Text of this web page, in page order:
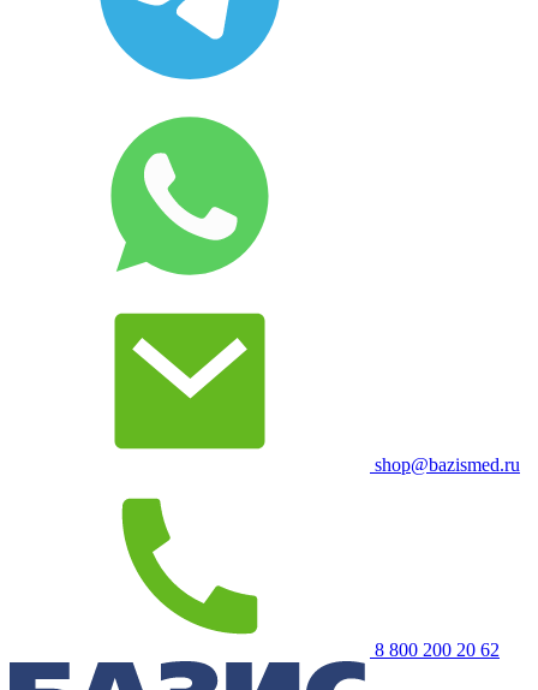
shop@bazismed.ru
8 800 200 20 62